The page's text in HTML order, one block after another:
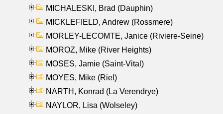
MICHALESKI, Brad (Dauphin)
MICKLEFIELD, Andrew (Rossmere)
MORLEY-LECOMTE, Janice (Riviere-Seine)
MOROZ, Mike (River Heights)
MOSES, Jamie (Saint-Vital)
MOYES, Mike (Riel)
NARTH, Konrad (La Verendrye)
NAYLOR, Lisa (Wolseley)